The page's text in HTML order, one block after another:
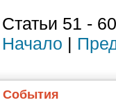
Статьи 51 -
Начало |
События